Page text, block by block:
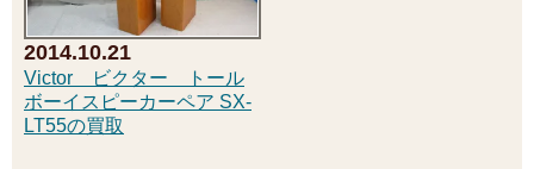
2014.10.21
Victor ビクター トール
ボーイスピーカーペア SX-
LT55の買取